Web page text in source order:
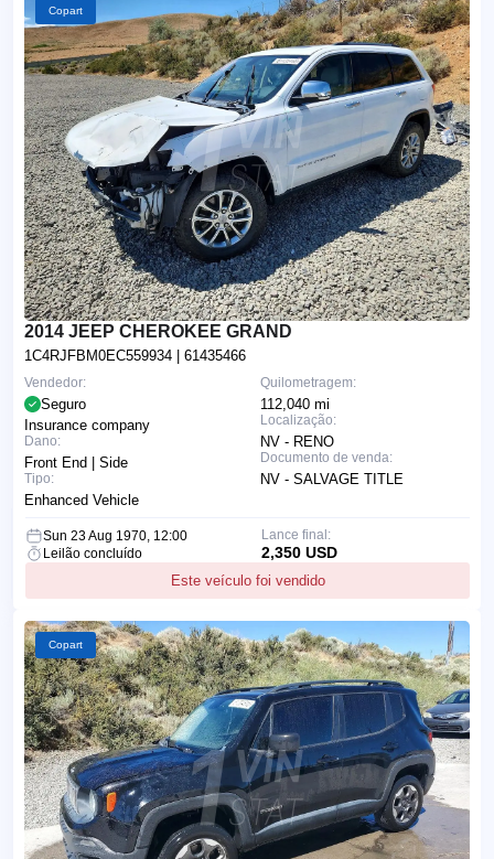
Copart
2014 JEEP CHEROKEE GRAND
1C4RJFBM0EC559934 | 61435466
Quilometragem:
112,040 mi
Localização:
NV - RENO
Documento de venda:
NV - SALVAGE TITLE
Vendedor:
Seguro
Insurance company
Dano:
Front End | Side
Tipo:
Enhanced Vehicle
Sun 23 Aug 1970, 12:00
Leilão concluído
Este veículo foi vendido
Lance final:
2,350 USD
Copart